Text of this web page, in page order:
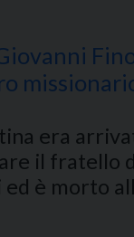
era
il fratello
ed è morto